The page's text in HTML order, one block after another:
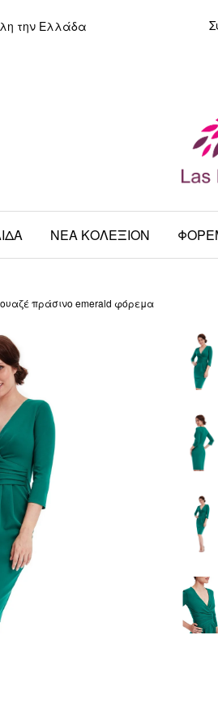
την Ελλάδα
ΝΕΑ ΚΟΛΕΞΙΟΝ
πράσινο emerald φόρεμα